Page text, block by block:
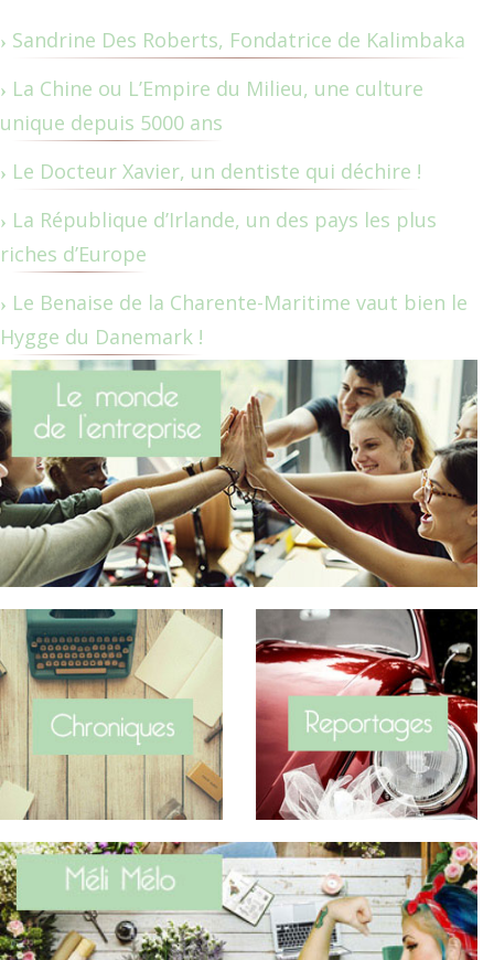
Sandrine Des Roberts, Fondatrice de Kalimbaka
La Chine ou L’Empire du Milieu, une culture
unique depuis 5000 ans
Le Docteur Xavier, un dentiste qui déchire !
La République d’Irlande, un des pays les plus
riches d’Europe
Le Benaise de la Charente-Maritime vaut bien le
Hygge du Danemark !